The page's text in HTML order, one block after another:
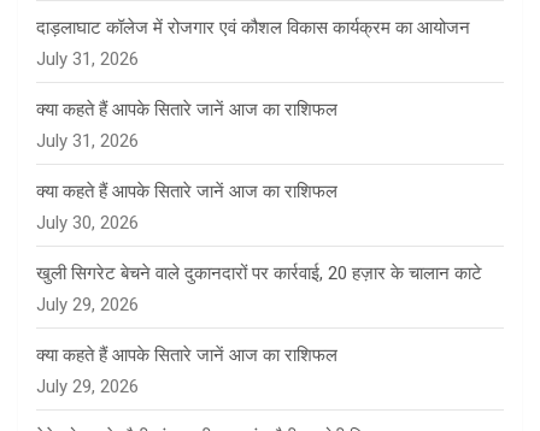
दाड़लाघाट कॉलेज में रोजगार एवं कौशल विकास कार्यक्रम का आयोजन
July 31, 2026
क्या कहते हैं आपके सितारे जानें आज का राशिफल
July 31, 2026
क्या कहते हैं आपके सितारे जानें आज का राशिफल
July 30, 2026
खुली सिगरेट बेचने वाले दुकानदारों पर कार्रवाई, 20 हज़ार के चालान काटे
July 29, 2026
क्या कहते हैं आपके सितारे जानें आज का राशिफल
July 29, 2026